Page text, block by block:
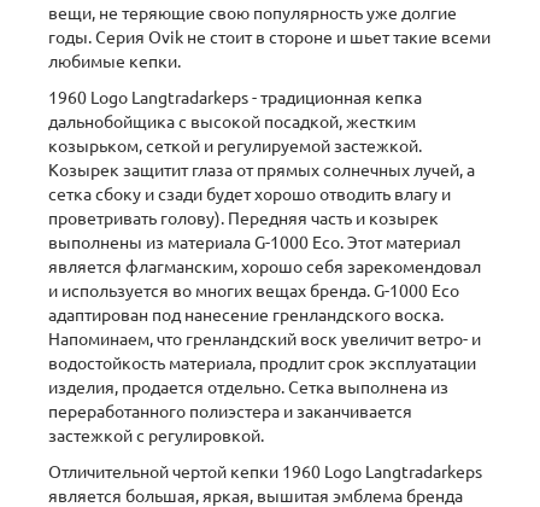
вещи, не теряющие свою популярность уже долгие
годы. Серия Ovik не стоит в стороне и шьет такие всеми
любимые кепки.
1960 Logo Langtradarkeps - традиционная кепка
дальнобойщика с высокой посадкой, жестким
козырьком, сеткой и регулируемой застежкой.
Козырек защитит глаза от прямых солнечных лучей, а
сетка сбоку и сзади будет хорошо отводить влагу и
проветривать голову). Передняя часть и козырек
выполнены из материала G-1000 Eco. Этот материал
является флагманским, хорошо себя зарекомендовал
и используется во многих вещах бренда. G-1000 Eco
адаптирован под нанесение гренландского воска.
Напоминаем, что гренландский воск увеличит ветро- и
водостойкость материала, продлит срок эксплуатации
изделия, продается отдельно. Сетка выполнена из
переработанного полиэстера и заканчивается
застежкой с регулировкой.
Отличительной чертой кепки 1960 Logo Langtradarkeps
является большая, яркая, вышитая эмблема бренда